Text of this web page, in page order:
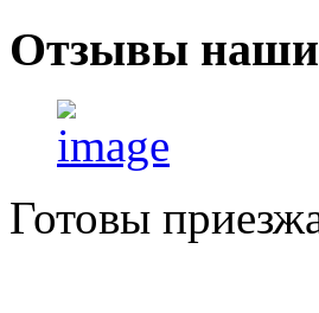
Отзывы
Готовы